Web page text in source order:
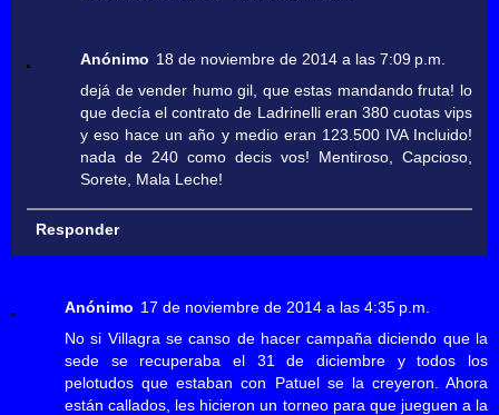
Anónimo 18 de noviembre de 2014 a las 7:09 p.m.
dejá de vender humo gil, que estas mandando fruta! lo
que decía el contrato de Ladrinelli eran 380 cuotas vips
y eso hace un año y medio eran 123.500 IVA Incluido!
nada de 240 como decis vos! Mentiroso, Capcioso,
Sorete, Mala Leche!
Responder
Anónimo 17 de noviembre de 2014 a las 4:35 p.m.
No si Villagra se canso de hacer campaña diciendo que la
sede se recuperaba el 31 de diciembre y todos los
pelotudos que estaban con Patuel se la creyeron. Ahora
están callados, les hicieron un torneo para que jueguen a la